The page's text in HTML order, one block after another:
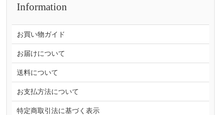
Information
お買い物ガイド
お届けについて
送料について
お支払方法について
特定商取引法に基づく表示